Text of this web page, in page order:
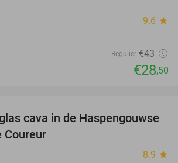
9.6 star
Regulier €43
€28,50
37%
cava in de Haspengouwse
Coureur
8.9 star